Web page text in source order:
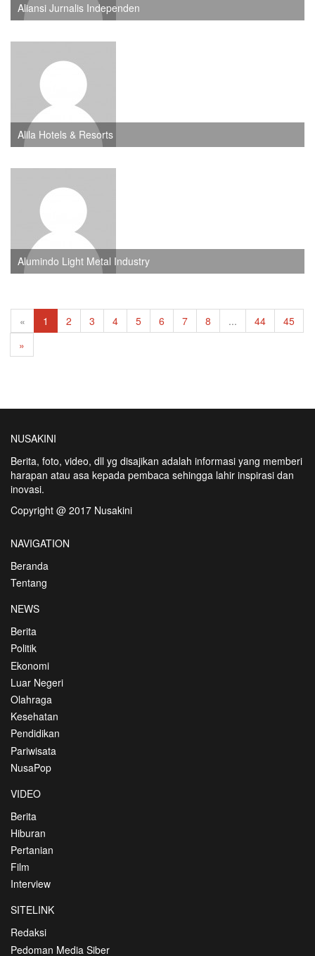
Aliansi Jurnalis Independen
Alila Hotels & Resorts
Alumindo Light Metal Industry
« 1 2 3 4 5 6 7 8 ... 44
45
»
NUSAKINI
Berita, foto, video, dll yg disajikan adalah informasi yang memberi
harapan atau asa kepada pembaca sehingga lahir inspirasi dan
inovasi.
Copyright @ 2017 Nusakini
NAVIGATION
Beranda
Tentang
NEWS
Berita
Politik
Ekonomi
Luar Negeri
Olahraga
Kesehatan
Pendidikan
Pariwisata
NusaPop
VIDEO
Berita
Hiburan
Pertanian
Film
Interview
SITELINK
Redaksi
Pedoman Media Siber